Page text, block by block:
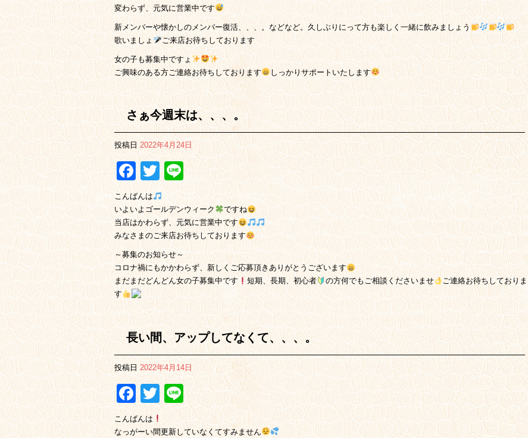
変わらず、元気に営業中です
新メンバーや懐かしのメンバー復活、、、。などなど。久しぶりにって方も楽しく一緒に飲みましょう
歌いましょ
ご来店お待ちしております
女の子も募集中ですょ
ご興味のある方ご連絡お待ちしております
しっかりサポートいたします
さぁ今週末は、、、。
投稿日 2022年4月24日
Facebook
Twitter
Line
こんばんは
いよいよゴールデンウィーク
ですね
当店はかわらず、元気に営業中です
みなさまのご来店お待ちしております
～募集のお知らせ～
コロナ禍にもかかわらず、新しくご応募頂きありがとうございます
まだまだどんどん女の子募集中です
短期、長期、初心者 の方何でもご相談くださいませ
ご連絡お待ちしておりま
す
長い間、アップしてなくて、、、。
投稿日 2022年4月14日
Facebook
Twitter
Line
こんばんは
なっがーい間更新していなくてすみません